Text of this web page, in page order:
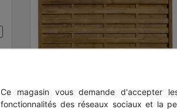
Aperçu rapide
panneau écran Aquilon
Ce magasin vous demande d'accepter
fonctionnalités des réseaux sociaux et la